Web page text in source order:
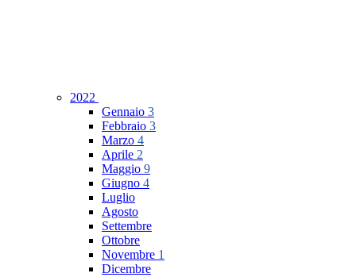
2022
Gennaio 3
Febbraio 3
Marzo 4
Aprile 2
Maggio 9
Giugno 4
Luglio
Agosto
Settembre
Ottobre
Novembre 1
Dicembre